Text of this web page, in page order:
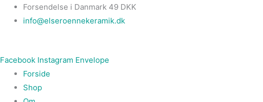
Forsendelse i Danmark 49 DKK
info@elseroennekeramik.dk
Facebook Instagram Envelope
Main
Menu
Forside
Shop
Krus
a
kind"
antal